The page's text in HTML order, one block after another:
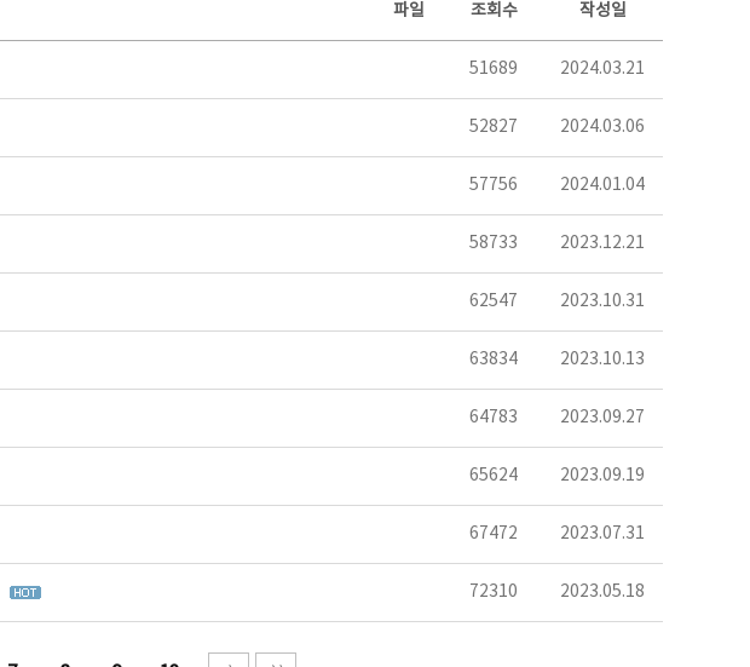
파일 조회수 작성일
51689 2024.03.21
52827 2024.03.06
57756 2024.01.04
58733 2023.12.21
62547 2023.10.31
63834 2023.10.13
64783 2023.09.27
65624 2023.09.19
67472 2023.07.31
72310 2023.05.18